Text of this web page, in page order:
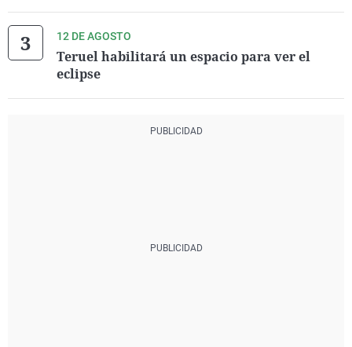
12 DE AGOSTO
Teruel habilitará un espacio para ver el
eclipse